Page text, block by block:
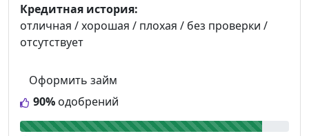
90% одобрений
Оформить займ
Кредитная история:
отличная / хорошая / плохая / без проверки /
отсутствует